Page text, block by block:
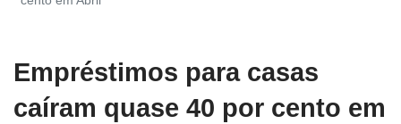
Empréstimos para casas
caíram quase 40 por cento em